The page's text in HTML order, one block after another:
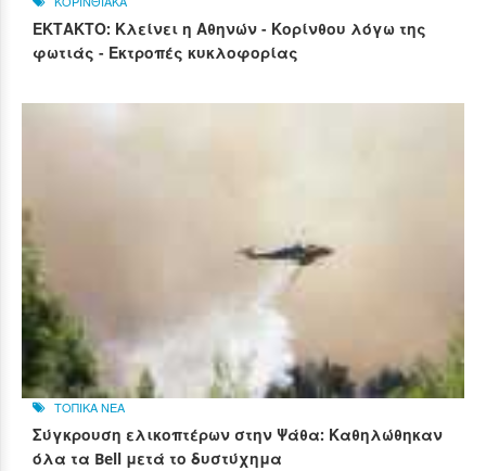
ΕΚΤΑΚΤΟ: Κλείνει η Αθηνών - Κορίνθου λόγω της
φωτιάς - Εκτροπές κυκλοφορίας
ΤΟΠΙΚΑ ΝΕΑ
Σύγκρουση ελικοπτέρων στην Ψάθα: Καθηλώθηκαν
όλα τα Bell μετά το δυστύχημα